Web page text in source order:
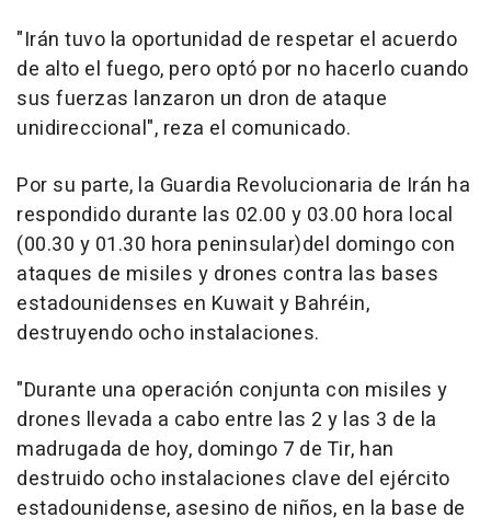
"Irán tuvo la oportunidad de respetar el acuerdo
de alto el fuego, pero optó por no hacerlo cuando
sus fuerzas lanzaron un dron de ataque
unidireccional", reza el comunicado.
Por su parte, la Guardia Revolucionaria de Irán ha
respondido durante las 02.00 y 03.00 hora local
(00.30 y 01.30 hora peninsular)del domingo con
ataques de misiles y drones contra las bases
estadounidenses en Kuwait y Bahréin,
destruyendo ocho instalaciones.
"Durante una operación conjunta con misiles y
drones llevada a cabo entre las 2 y las 3 de la
madrugada de hoy, domingo 7 de Tir, han
destruido ocho instalaciones clave del ejército
estadounidense, asesino de niños, en la base de